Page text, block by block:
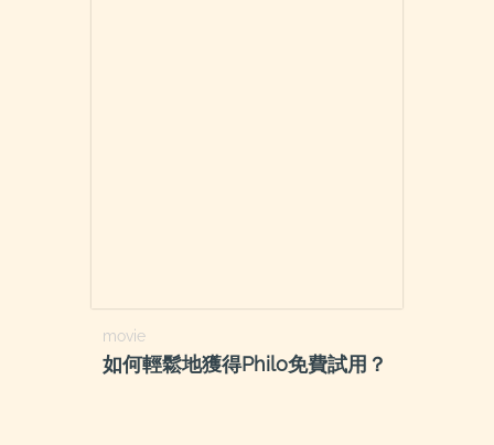
movie
如何輕鬆地獲得Philo免費試用？